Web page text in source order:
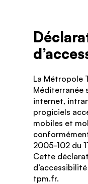
La Métropole
Méditerranée
internet,
progiciels
mobiles et
2005-102 du
Cette
tpm.fr.